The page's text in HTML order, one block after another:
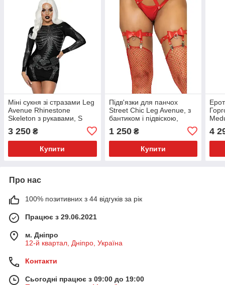
Міні сукня зі стразами Leg
Avenue Rhinestone
Skeleton з рукавами, S
3 250 ₴
Купити
Підв'язки для панчох
Street Chic Leg Avenue, з
бантиком і підвіскою,
1 250₴
Купити
4
Про нас
100% позитивних з 44 відгуків за рік
Працює з 29.06.2021
м. Дніпро
12-й квартал, Дніпро, Україна
Контакти
Сьогодні працює з 09:00 до 19:00